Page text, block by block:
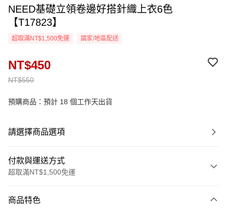
NEED基礎立領卷邊好搭針織上衣6色
【T17823】
超取滿NT$1,500免運 國家/地區配送
NT$550
NT$450
預購商品：預計 18 個工作天出貨
請選擇商品選項
付款與運送方式
超取滿NT$1,500免運
信用卡一次付款
商品特色